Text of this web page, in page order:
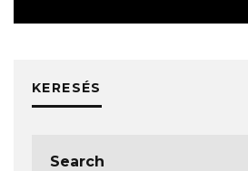
KERESÉS